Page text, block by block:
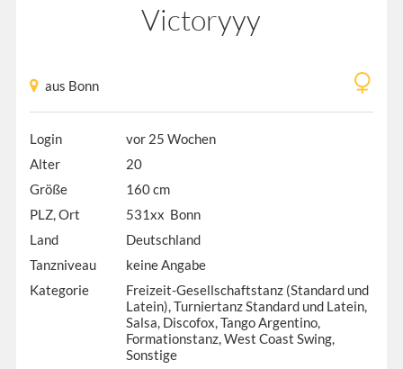
Victoryyy
aus Bonn
Login
vor 25 Wochen
Alter
20
Größe
160 cm
PLZ, Ort
531xx Bonn
Land
Deutschland
Tanzniveau
keine Angabe
Kategorie
Freizeit-Gesellschaftstanz (Standard und
Latein), Turniertanz Standard und Latein,
Salsa, Discofox, Tango Argentino,
Formationstanz, West Coast Swing,
Sonstige